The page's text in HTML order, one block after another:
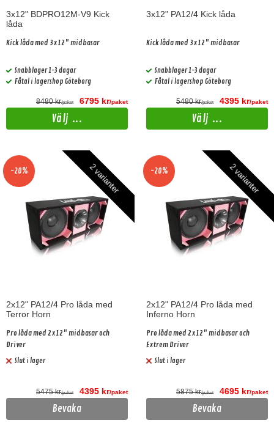
3x12" BDPRO12M-V9 Kick
låda
Kick låda med 3x12" midbasar
Snabblager 1-3 dagar
Fåtal i lagershop Göteborg
8480 kr/paket 6795 kr/paket
Välj ...
3x12" PA12/4 Kick låda
Kick låda med 3x12" midbasar
Snabblager 1-3 dagar
Fåtal i lagershop Göteborg
5480 kr/paket 4395 kr/paket
Välj ...
2 varianter
-20%
2x12" PA12/4 Pro låda med
Terror Horn
Pro låda med 2x12" midbasar och
Driver
Slut i lager
5475 kr/paket 4395 kr/paket
Bevaka
2 varianter
-20%
2x12" PA12/4 Pro låda med
Inferno Horn
Pro låda med 2x12" midbasar och
Extrem Driver
Slut i lager
5875 kr/paket 4695 kr/paket
Bevaka